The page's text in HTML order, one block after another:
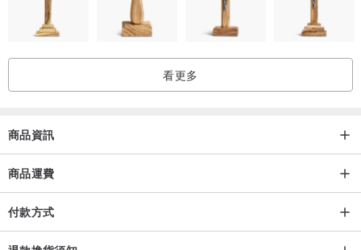
看更多
商品資訊
商品運費
付款方式